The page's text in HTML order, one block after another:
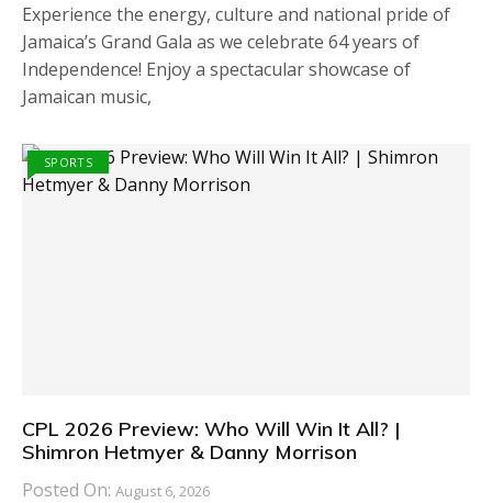
Experience the energy, culture and national pride of
Jamaica’s Grand Gala as we celebrate 64 years of
Independence! Enjoy a spectacular showcase of
Jamaican music,
SPORTS
CPL 2026 Preview: Who Will Win It All? |
Shimron Hetmyer & Danny Morrison
Posted On: August 6, 2026